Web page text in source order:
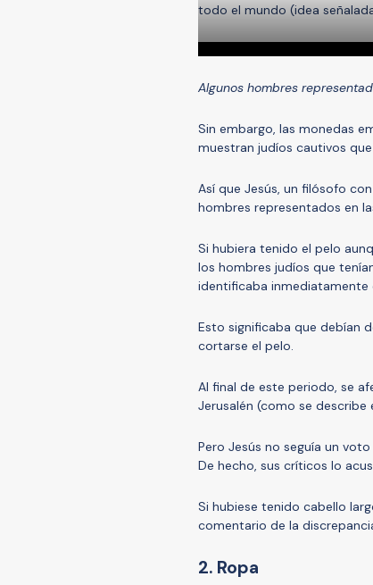
todo el mundo (idea
Algunos hombres
Sin embargo, las monedas
muestran judíos cautivos
Así que Jesús, un filósofo
hombres representados en
Si hubiera tenido el pelo
los hombres judíos que
identificaba
Esto significaba que debían
cortarse el pelo.
Al final de este periodo, se
Jerusalén (como se describe
Pero Jesús no seguía un
De hecho, sus críticos lo
Si hubiese tenido cabello
comentario de la
2. Ropa